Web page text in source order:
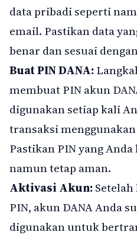
data pribadi seperti
email. Pastikan data
benar dan sesuai
Buat PIN DANA:
membuat PIN akun
digunakan setiap kali
transaksi
Pastikan PIN yang
namun tetap aman.
Aktivasi Akun:
PIN, akun DANA Anda
digunakan untuk